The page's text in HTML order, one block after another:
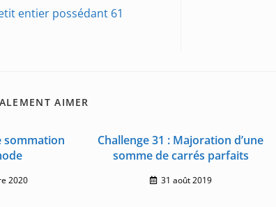
entier possédant 61
AIMER
sommation
2020
Challenge 31 : Majoration d’une
somme de carrés parfaits
31 août 2019